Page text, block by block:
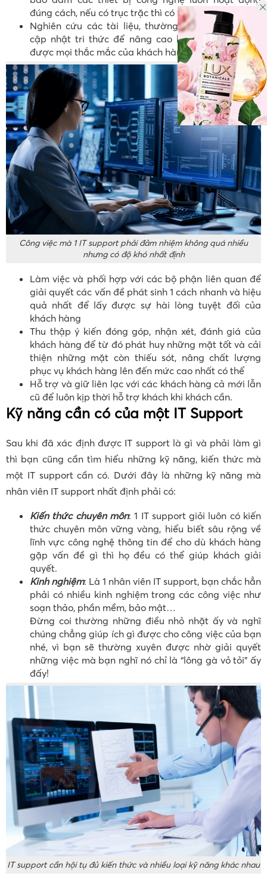
đúng cách, nếu có trục trặc thì có thể kịp thời xử lý
Nghiên cứu các tài liệu, thường xuyên học hỏi và
cập nhật tri thức để nâng cao hiểu biết, giải đáp
được mọi thắc mắc của khách hàng
Công việc mà 1 IT support phải đảm nhiệm không quá nhiều
nhưng có độ khó nhất định
Làm việc và phối hợp với các bộ phận liên quan để
giải quyết các vấn đề phát sinh 1 cách nhanh và hiệu
quả nhất để lấy được sự hài lòng tuyệt đối của
khách hàng
Thu thập ý kiến đóng góp, nhận xét, đánh giá của
khách hàng để từ đó phát huy những mặt tốt và cải
thiện những mặt còn thiếu sót, nâng chất lượng
phục vụ khách hàng lên đến mức cao nhất có thể
Hỗ trợ và giữ liên lạc với các khách hàng cả mới lẫn
cũ để luôn kịp thời hỗ trợ khách khi khách cần.
Kỹ năng cần có của một IT Support
Sau khi đã xác định được IT support là gì và phải làm gì
thì bạn cũng cần tìm hiểu những kỹ năng, kiến thức mà
một IT support cần có. Dưới đây là những kỹ năng mà
nhân viên IT support nhất định phải có:
Kiến thức chuyên môn: 1 IT support giỏi luôn có kiến
thức chuyên môn vững vàng, hiểu biết sâu rộng về
lĩnh vực công nghệ thông tin để cho dù khách hàng
gặp vấn đề gì thì họ đều có thể giúp khách giải
quyết.
Kinh nghiệm: Là 1 nhân viên IT support, bạn chắc hẳn
phải có nhiều kinh nghiệm trong các công việc như
soạn thảo, phần mềm, bảo mật…
Đừng coi thường những điều nhỏ nhặt ấy và nghĩ
chúng chẳng giúp ích gì được cho công việc của bạn
nhé, vì bạn sẽ thường xuyên được nhờ giải quyết
những việc mà bạn nghĩ nó chỉ là “lông gà vỏ tỏi” ấy
đấy!
IT support cần hội tụ đủ kiến thức và nhiều loại kỹ năng khác nhau